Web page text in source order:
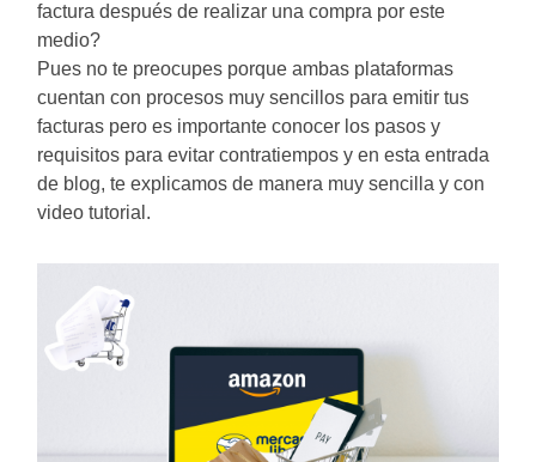
factura después de realizar una compra por este
medio?
Pues no te preocupes porque ambas plataformas
cuentan con procesos muy sencillos para emitir tus
facturas pero es importante conocer los pasos y
requisitos para evitar contratiempos y en esta entrada
de blog, te explicamos de manera muy sencilla y con
video tutorial.